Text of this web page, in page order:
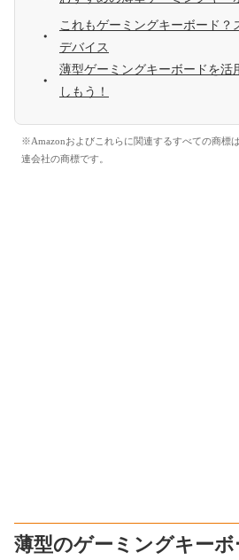
これもゲーミングキーボード？
デバイス
薄型ゲーミングキーボードを活
しもう！
※Amazonおよびこれらに関連するすべての商標
連会社の商標です。
薄型のゲーミングキー